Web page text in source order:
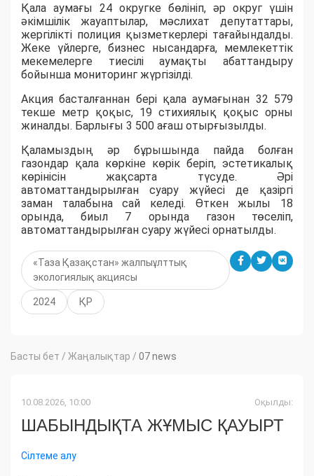
Қала аумағы 24 округке бөлініп, әр округ үшін
әкімшілік жауаптылар, мәслихат депутаттары,
жергілікті полиция қызметкерлері тағайындалды.
Жеке үйлерге, бизнес нысандарға, мемлекеттік
мекемелерге тиесілі аумақты абаттандыру
бойынша мониторинг жүргізілді.
Акция басталғаннан бері қала аумағынан 32 579
текше метр қоқыс, 19 стихиялық қоқыс орны
жиналды. Барлығы 3 500 ағаш отырғызылды.
Қаламыздың әр бұрышында пайда болған
газондар қала көркіне көрік беріп, эстетикалық
көрінісін жақсарта түсуде. Әрі
автоматтандырылған суару жүйесі де қазіргі
заман талабына сай келеді. Өткен жылы 18
орында, биыл 7 орында газон төселіп,
автоматтандырылған суару жүйесі орнатылды.
«Таза Қазақстан» жалпыұлттық
экологиялық акциясы
2024 ҚР
Басты бет / Жаңалықтар / 07 news
10.08.2026, 10:00 Оқылды:
ШАБЫНДЫҚТА ЖҰМЫС ҚАУЫРТ
Сілтеме алу